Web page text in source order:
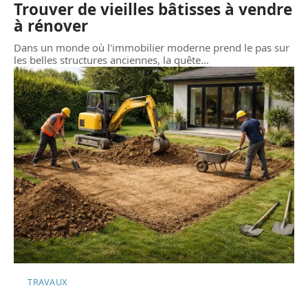
Trouver de vieilles bâtisses à vendre
à rénover
Dans un monde où l'immobilier moderne prend le pas sur
les belles structures anciennes, la quête…
TRAVAUX